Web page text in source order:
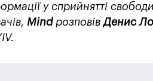
у сприйнятті
Mind розповівДенис